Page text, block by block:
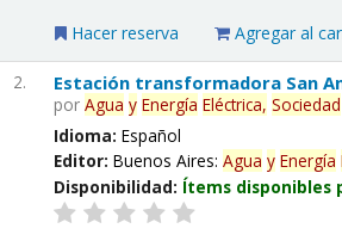
Hacer reserva Agregar al
2. Estación transformadora San
porAgua y Energía Eléctrica, Sociedad
Idioma:Español
Editor:Buenos Aires:Agua y Energía
Disponibilidad: Ítems